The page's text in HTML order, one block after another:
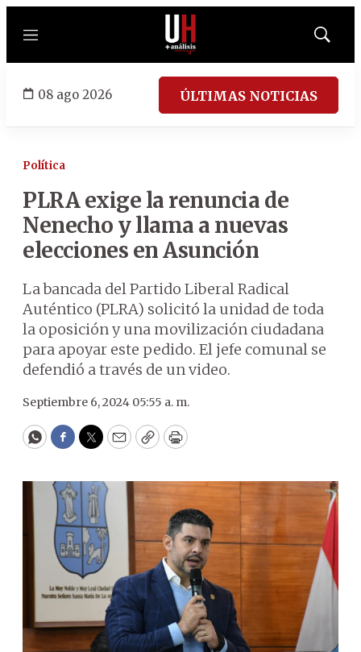
Menú
Mostrar
08 ago 2026 ÚLTIMAS NOTICIAS
Política
PLRA exige la renuncia de
Nenecho y llama a nuevas
elecciones en Asunción
La bancada del Partido Liberal Radical
Auténtico (PLRA) solicitó la unidad de toda
la oposición y una movilización ciudadana
para apoyar este pedido. El jefe comunal se
defendió a través de un video.
Septiembre 6, 2024 05:55 a. m.
WhatsApp
Facebook
Twitter
EmailCopyPrint